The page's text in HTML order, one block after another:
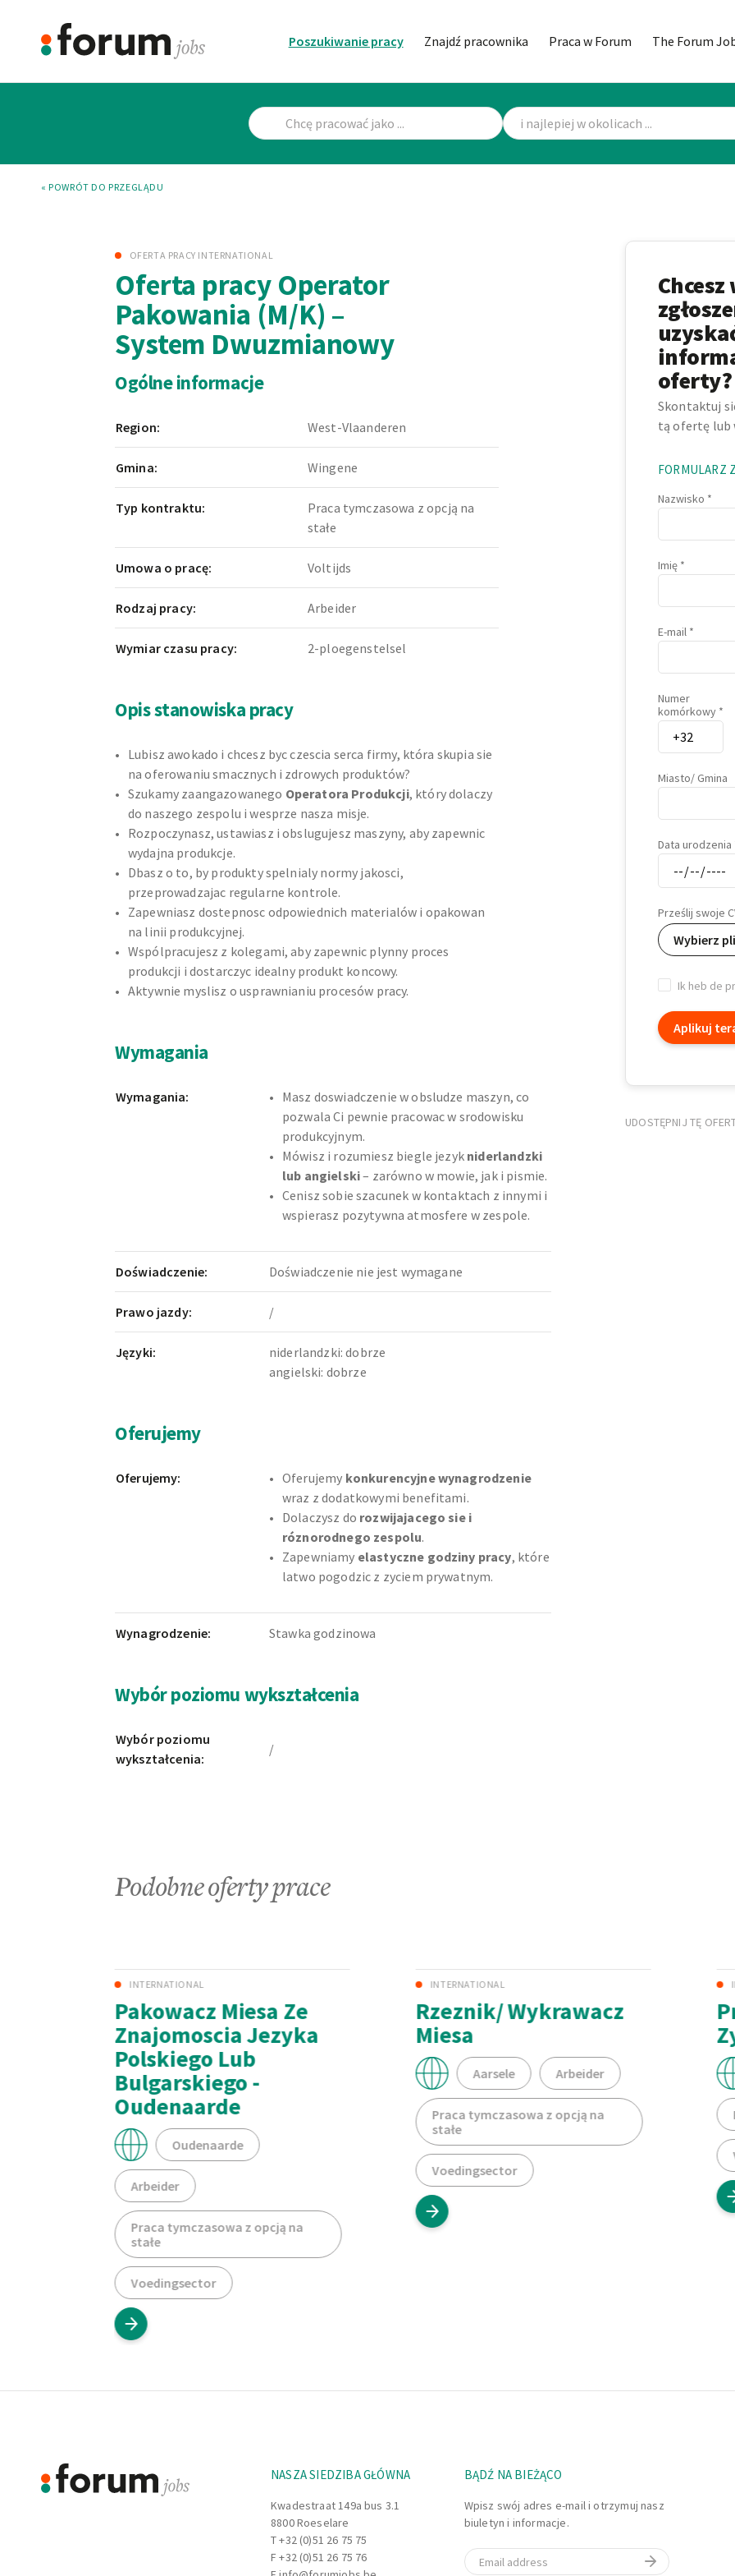
Poszukiwanie pracy Znajdź pracownika Praca w Forum The Forum
« POWRÓT DO PRZEGLĄDU
OFERTA PRACY INTERNATIONAL
Oferta pracy Operator
Pakowania (M/K) –
System Dwuzmianowy
Ogólne informacje
Region: West-Vlaanderen
Gmina: Wingene
Typ kontraktu:
Praca tymczasowa z opcją na
stałe
Umowa o pracę: Voltijds
Rodzaj pracy: Arbeider
Wymiar czasu pracy: 2-ploegenstelsel
Opis stanowiska pracy
Lubisz awokado i chcesz byc czescia serca firmy, która skupia sie
na oferowaniu smacznych i zdrowych produktów?
Szukamy zaangazowanego Operatora Produkcji, który dolaczy
do naszego zespolu i wesprze nasza misje.
Rozpoczynasz, ustawiasz i obslugujesz maszyny, aby zapewnic
wydajna produkcje.
Dbasz o to, by produkty spelnialy normy jakosci,
przeprowadzajac regularne kontrole.
Zapewniasz dostepnosc odpowiednich materialów i opakowan
na linii produkcyjnej.
Wspólpracujesz z kolegami, aby zapewnic plynny proces
produkcji i dostarczyc idealny produkt koncowy.
Aktywnie myslisz o usprawnianiu procesów pracy.
Wymagania
Wymagania:
Masz doswiadczenie w obsludze maszyn, co
pozwala Ci pewnie pracowac w srodowisku
produkcyjnym.
Mówisz i rozumiesz biegle jezyk niderlandzki
lub angielski– zarówno w mowie, jak i pismie.
Cenisz sobie szacunek w kontaktach z innymi i
wspierasz pozytywna atmosfere w zespole.
Doświadczenie: Doświadczenie nie jest wymagane
Prawo jazdy: /
Języki:
niderlandzki: dobrze
angielski: dobrze
Oferujemy
Oferujemy: Oferujemy konkurencyjne wynagrodzenie
wraz z dodatkowymi benefitami.
Dolaczysz do rozwijajacego sie i
róznorodnego zespolu.
Zapewniamy elastyczne godziny pracy, które
latwo pogodzic z zyciem prywatnym.
Wynagrodzenie: Stawka godzinowa
Wybór poziomu wykształcenia
Wybór poziomu
wykształcenia:
/
Chcesz
oferty?
Skontaktuj
tą ofertę lub
FORMULARZ
Nazwisko
Imię
E-mail
Numer
komórkowy
Miasto/ Gmina
Data urodzenia
Prześlij swoje
Wybierz
Ik heb de
Aplikuj
UDOSTĘPNIJ TĘ
Podobne oferty prace
INTERNATIONAL
Pakowacz Miesa Ze
Znajomoscia Jezyka
Polskiego Lub
Bulgarskiego -
Oudenaarde
Oudenaarde
Arbeider
Praca tymczasowa z opcją na
stałe
Voedingsector
INTERNATIONAL
Rzeznik/ Wykrawacz
Miesa
Aarsele Arbeider
Praca tymczasowa z opcją na
stałe
Voedingsector
NASZA SIEDZIBA GŁÓWNA
Kwadestraat 149a bus 3.1
8800 Roeselare
T+32 (0)51 26 75 75
F +32 (0)51 26 75 76
BĄDŹ NA BIEŻĄCO
Wpisz swój adres e-mail i otrzymuj nasz
biuletyn i informacje.
Email